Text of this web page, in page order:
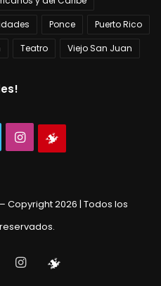
Ponce
Puerto Rico
Teatro Viejo San Juan
Instagram
Copyright 2026 | Todos los
Instagram